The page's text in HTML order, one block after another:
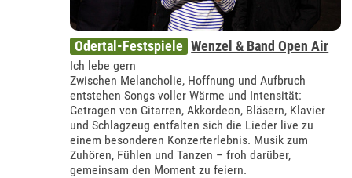
Odertal-Festspiele Wenzel & Band Open Air
Ich lebe gern
Zwischen Melancholie, Hoffnung und Aufbruch
entstehen Songs voller Wärme und Intensität:
Getragen von Gitarren, Akkordeon, Bläsern, Klavier
und Schlagzeug entfalten sich die Lieder live zu
einem besonderen Konzerterlebnis. Musik zum
Zuhören, Fühlen und Tanzen – froh darüber,
gemeinsam den Moment zu feiern.